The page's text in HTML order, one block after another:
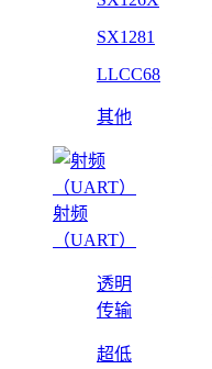
SX1281
LLCC68
其他
射频
（UART）
透明
传输
超低